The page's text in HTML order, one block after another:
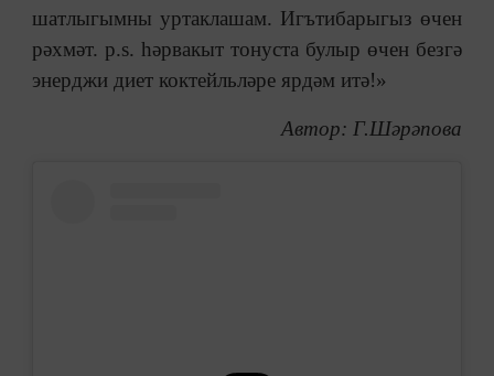
шатлыгымны уртаклашам. Игътибарыгыз өчен
рәхмәт. р.s. hәрвакыт тонуста булыр өчен безгә
энерджи диет коктейльләре ярдәм итә!»
Автор: Г.Шәрәпова